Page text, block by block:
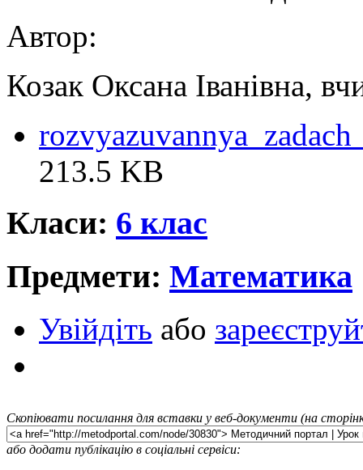
Автор:
Козак Оксана Іванівна,
213.5 KB
Класи: 6 клас
Предмети: Математика
Увійдіть або
Скопіювати посилання для вставки у веб-документи (на
або додати публікацію в соціальні сервіси: